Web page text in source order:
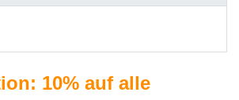
10% auf alle